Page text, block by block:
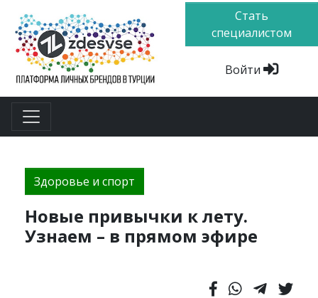
Стать
специалистом
Войти
Здоровье и спорт
Новые привычки к лету.
Узнаем – в прямом эфире